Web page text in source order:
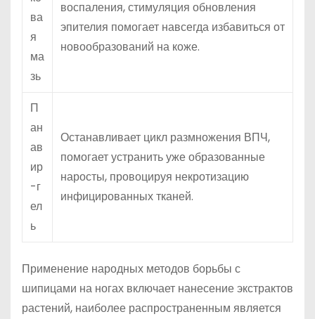
ва
я
ма
зь
воспаления, стимуляция обновления
эпителия помогает навсегда избавиться от
новообразований на коже.
П
ан
ав
ир
-г
ел
ь
Останавливает цикл размножения ВПЧ,
помогает устранить уже образованные
наросты, провоцируя некротизацию
инфицированных тканей.
Применение народных методов борьбы с
шипицами на ногах включает нанесение экстрактов
растений, наиболее распространенным является